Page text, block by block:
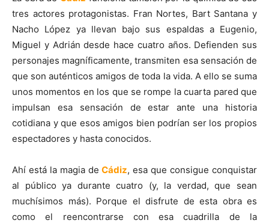
tres actores protagonistas. Fran Nortes, Bart Santana y
Nacho López ya llevan bajo sus espaldas a Eugenio,
Miguel y Adrián desde hace cuatro años. Defienden sus
personajes magníficamente, transmiten esa sensación de
que son auténticos amigos de toda la vida. A ello se suma
unos momentos en los que se rompe la cuarta pared que
impulsan esa sensación de estar ante una historia
cotidiana y que esos amigos bien podrían ser los propios
espectadores y hasta conocidos.
Ahí está la magia deCádiz, esa que consigue conquistar
al público ya durante cuatro (y, la verdad, que sean
muchísimos más). Porque el disfrute de esta obra es
como el reencontrarse con esa cuadrilla de la